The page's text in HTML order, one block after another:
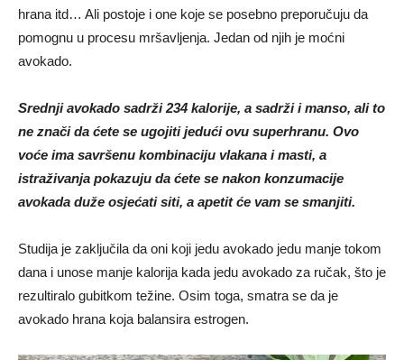
hrana itd… Ali postoje i one koje se posebno preporučuju da
pomognu u procesu mršavljenja. Jedan od njih je moćni
avokado.
Srednji avokado sadrži 234 kalorije, a sadrži i manso, ali to
ne znači da ćete se ugojiti jedući ovu superhranu. Ovo
voće ima savršenu kombinaciju vlakana i masti, a
istraživanja pokazuju da ćete se nakon konzumacije
avokada duže osjećati siti, a apetit će vam se smanjiti.
Studija je zaključila da oni koji jedu avokado jedu manje tokom
dana i unose manje kalorija kada jedu avokado za ručak, što je
rezultiralo gubitkom težine. Osim toga, smatra se da je
avokado hrana koja balansira estrogen.